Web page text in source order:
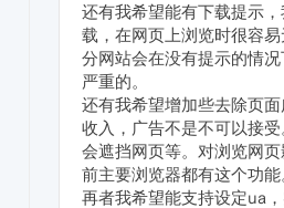
还有我希望能有下载提示
载，在网页上浏览时很容
分网站会在没有提示的情
严重的。
还有我希望增加些去除页
收入，广告不是不可以接
会遮挡网页等。对浏览网
前主要浏览器都有这个功能
再者我希望能支持设定ua